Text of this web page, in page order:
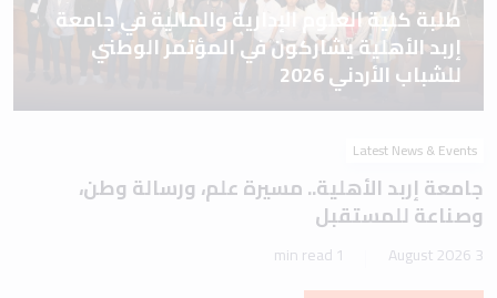
طلبة كلية العلوم الإدارية والمالية في جامعة
إربد الأهلية يشاركون في المؤتمر الوطني
للشباب الأردني 2026
Latest News & Events
جامعة إربد الأهلية.. مسيرة علم، ورسالة وطن،
وصناعة للمستقبل
3 August 2026
1 min read